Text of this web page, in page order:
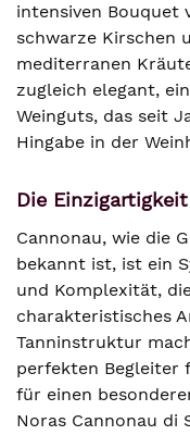
intensiven Bouquet
schwarze Kirschen
mediterranen
zugleich elegant,
Weinguts, das seit
Hingabe in der
Die
Cannonau, wie die
bekannt ist, ist ein
und Komplexität,
charakteristisches
Tanninstruktur
perfekten Begleiter
für einen
Noras Cannonau di